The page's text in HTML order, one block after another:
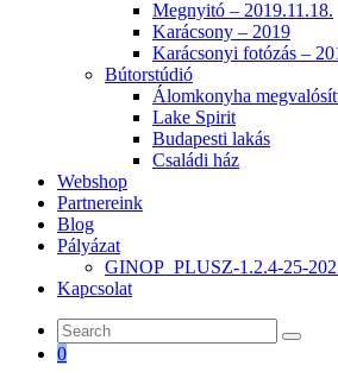
Megnyitó – 2019.11.18.
Karácsony – 2019
Karácsonyi fotózás –
Bútorstúdió
Álomkonyha
Lake Spirit
Budapesti lakás
Családi ház
Webshop
Partnereink
Blog
Pályázat
GINOP_PLUSZ-1.2.4-25-
Kapcsolat
0